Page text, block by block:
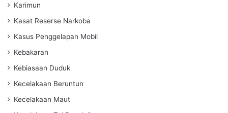
Karimun
Kasat Reserse Narkoba
Kasus Penggelapan Mobil
Kebakaran
Kebiasaan Duduk
Kecelakaan Beruntun
Kecelakaan Maut